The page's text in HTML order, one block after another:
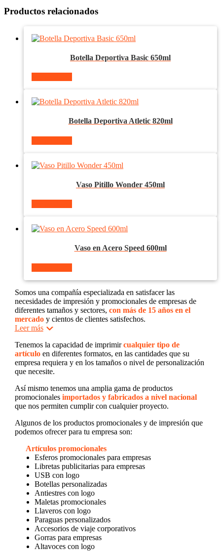
Productos relacionados
Botella Deportiva Basic 650ml
Botella Deportiva Atletic 820ml
Vaso Pitillo Wonder 450ml
Vaso en Acero Speed 600ml
Somos una compañía especializada en satisfacer las
necesidades de impresión y promocionales de empresas de
diferentes tamaños y sectores, con más de 15 años en el
mercadoy cientos de clientes satisfechos.
Leer más
Tenemos la capacidad de imprimircualquier tipo de
artículoen diferentes formatos, en las cantidades que su
empresa requiera y en los tamaños o nivel de personalización
que necesite.
Así mismo tenemos una amplia gama de productos
promocionales importados y fabricados a nivel nacional
que nos permiten cumplir con cualquier proyecto.
Algunos de los productos promocionales y de impresión que
podemos ofrecer para tu empresa son:
Artículos promocionales
Esferos promocionales para empresas
Libretas publicitarias para empresas
USB con logo
Botellas personalizadas
Antiestres con logo
Maletas promocionales
Llaveros con logo
Paraguas personalizados
Accesorios de viaje corporativos
Gorras para empresas
Altavoces con logo